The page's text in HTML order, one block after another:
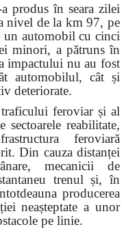
produs în seara zilei
nivel de la km 97, pe
automobil cu cinci
minori, a pătruns în
impactului nu au fost
automobilul, cât și
deteriorate.
feroviar și al
reabilitate,
feroviară
Din cauza distanței
mecanicii de
trenul și, în
producerea
neașteptate a unor
pe linie.